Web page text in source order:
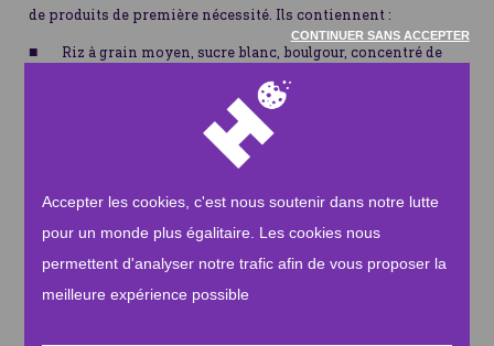
CONTINUER SANS ACCEPTER
Accepter les cookies, c'est nous soutenir dans notre lutte
pour un monde plus égalitaire. Les cookies nous
permettent d'analyser notre trafic afin de vous proposer la
meilleure expérience possible
de produits de première nécessité. Ils contiennent :
Riz à grain moyen, sucre blanc, boulgour, concentré de
tomate, huile de tournesol, fèves en conserve, sel de
table, pois chiches, freekeh, lentilles, macaroni, bouillon
de poulet en poudre, halva, thon, tahini, boisson en
poudre instantanée, confiture de fraise, fromage blanc
besoins alimentaires pendant une période critique.
vers l'Égypte pour soutenir Gaza. À ce jour,